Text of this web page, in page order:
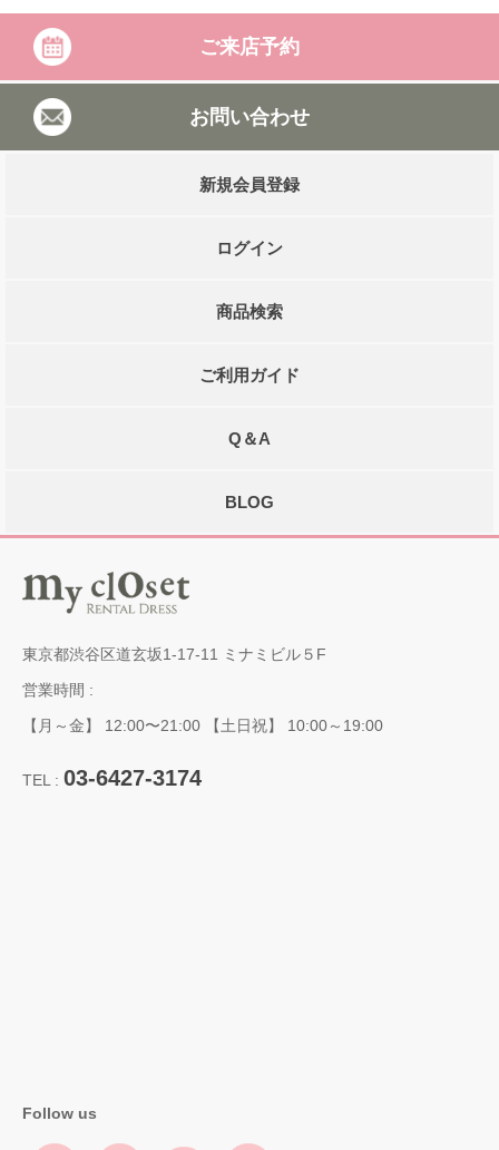
ご来店予約
お問い合わせ
新規会員登録
ログイン
商品検索
ご利用ガイド
Q＆A
BLOG
東京都渋谷区道玄坂1-17-11 ミナミビル５F
営業時間 :
【月～金】 12:00〜21:00 【土日祝】 10:00～19:00
TEL : 03-6427-3174
Follow us